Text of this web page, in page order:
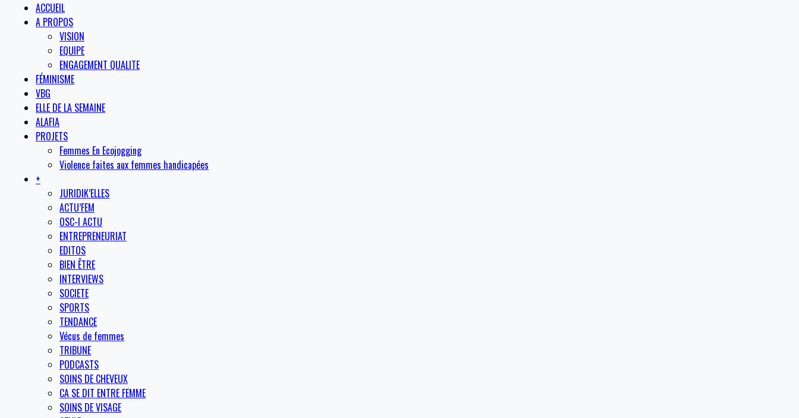
ACCUEIL
A PROPOS
VISION
EQUIPE
ENGAGEMENT QUALITE
FÉMINISME
VBG
ELLE DE LA SEMAINE
ALAFIA
PROJETS
Femmes En Ecojogging
Violence faites aux femmes handicapées
+
JURIDIK’ELLES
ACTU’FEM
OSC-I ACTU
ENTREPRENEURIAT
EDITOS
BIEN ÊTRE
INTERVIEWS
SOCIETE
SPORTS
TENDANCE
Vécus de femmes
TRIBUNE
PODCASTS
SOINS DE CHEVEUX
CA SE DIT ENTRE FEMME
SOINS DE VISAGE